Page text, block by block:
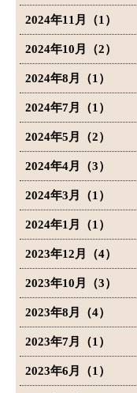
2024年11月（1）
2024年10月（2）
2024年8月（1）
2024年7月（1）
2024年5月（2）
2024年4月（3）
2024年3月（1）
2024年1月（1）
2023年12月（4）
2023年10月（3）
2023年8月（4）
2023年7月（1）
2023年6月（1）